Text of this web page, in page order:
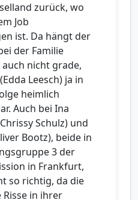
zurück, wo
Job
ist. Da hängt der
der Familie
nicht grade,
Leesch) ja in
heimlich
Auch bei Ina
Schulz) und
Bootz), beide in
3 der
in Frankfurt,
so richtig, da die
Risse in ihrer